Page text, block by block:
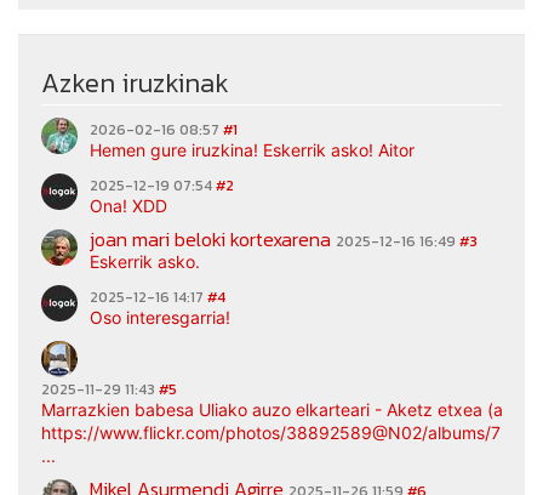
Azken iruzkinak
2026-02-16 08:57 #1
Hemen gure iruzkina! Eskerrik asko! Aitor
2025-12-19 07:54#2
Ona! XDD
joan mari beloki kortexarena 2025-12-16 16:49 #3
Eskerrik asko.
2025-12-16 14:17 #4
Oso interesgarria!
2025-11-29 11:43 #5
Marrazkien babesa Uliako auzo elkarteari - Aketz etxea
https://www.flickr.com/photos/38892589@N02/albums/
...
Mikel Asurmendi Agirre